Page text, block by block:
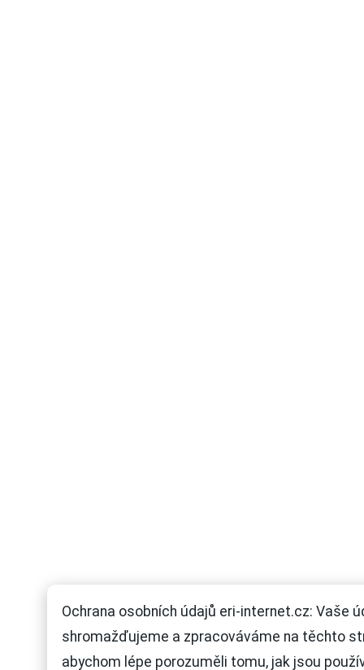
Ochrana osobních údajů eri-internet.cz: Vaše
shromažďujeme a zpracováváme na těchto
abychom lépe porozuměli tomu, jak jsou